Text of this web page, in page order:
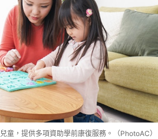
童，提供多項資助學前康復服務。（PhotoAC）